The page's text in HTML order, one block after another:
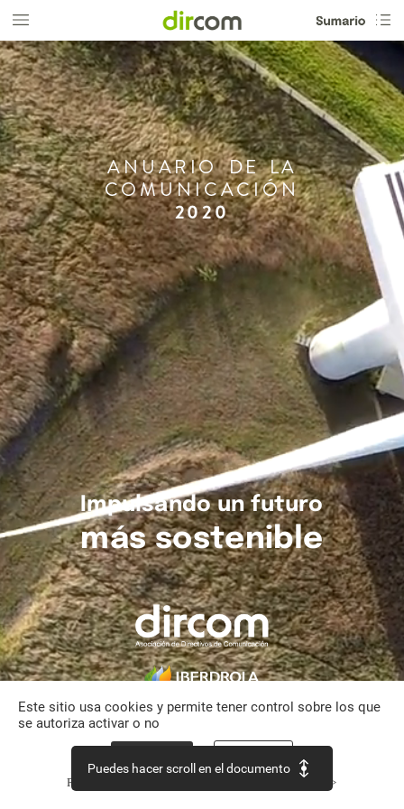
Este sitio usa cookies y permite tener control sobre los que
se autoriza activar o no
Política de confidencialidad Continuar sin aceptar >
ANUARIO DE LA
COMUNICACIÓN
2020
Impulsando un futuro
más sostenible
Puedes hacer scroll en el documento